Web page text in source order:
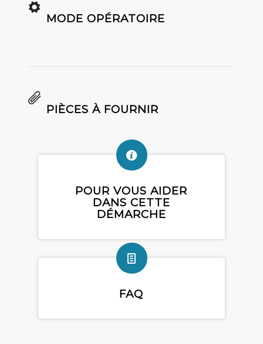
MODE OPÉRATOIRE
PIÈCES À FOURNIR
POUR VOUS AIDER
DANS CETTE
DÉMARCHE
FAQ